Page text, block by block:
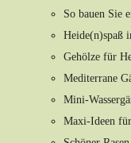
So bauen Sie
Heide(n)spaß
Gehölze für
Mediterrane
Mini-
Maxi-Ideen